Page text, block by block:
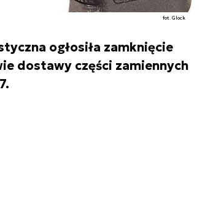
fot. Glock
ogłosiła zamknięcie
dostawy części zamiennych